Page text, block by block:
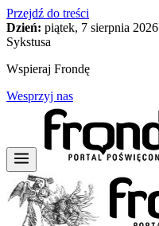
Przejdź do treści
Dzień: piątek, 7 sierpnia 2026
Sykstusa
Wspieraj Frondę
Wesprzyj nas